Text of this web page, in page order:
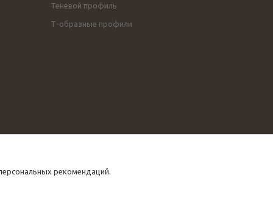
Теневой профиль
Т-образные профили
рекомендаций.